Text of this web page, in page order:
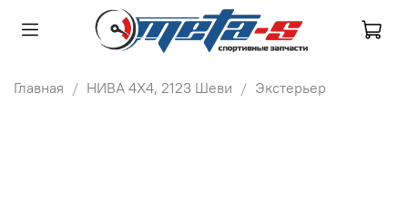
Главная НИВА 4Х4, 2123 Шеви Экстерьер